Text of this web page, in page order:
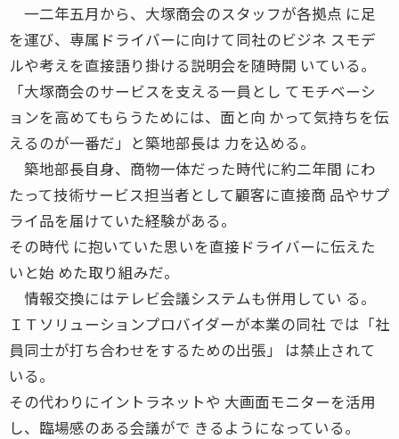
一二年五月から、大塚商会のスタッフが各拠点 に足
を運び、専属ドライバーに向けて同社のビジネ スモデ
ルや考えを直接語り掛ける説明会を随時開 いている。
「大塚商会のサービスを支える一員とし てモチベーシ
ョンを高めてもらうためには、面と向 かって気持ちを伝
えるのが一番だ」と築地部長は 力を込める。
築地部長自身、商物一体だった時代に約二年間 にわ
たって技術サービス担当者として顧客に直接商 品やサプ
ライ品を届けていた経験がある。
その時代 に抱いていた思いを直接ドライバーに伝えた
いと始 めた取り組みだ。
情報交換にはテレビ会議システムも併用してい る。
ＩＴソリューションプロバイダーが本業の同社 では「社
員同士が打ち合わせをするための出張」 は禁止されて
いる。
その代わりにイントラネットや 大画面モニターを活用
し、臨場感のある会議がで きるようになっている。